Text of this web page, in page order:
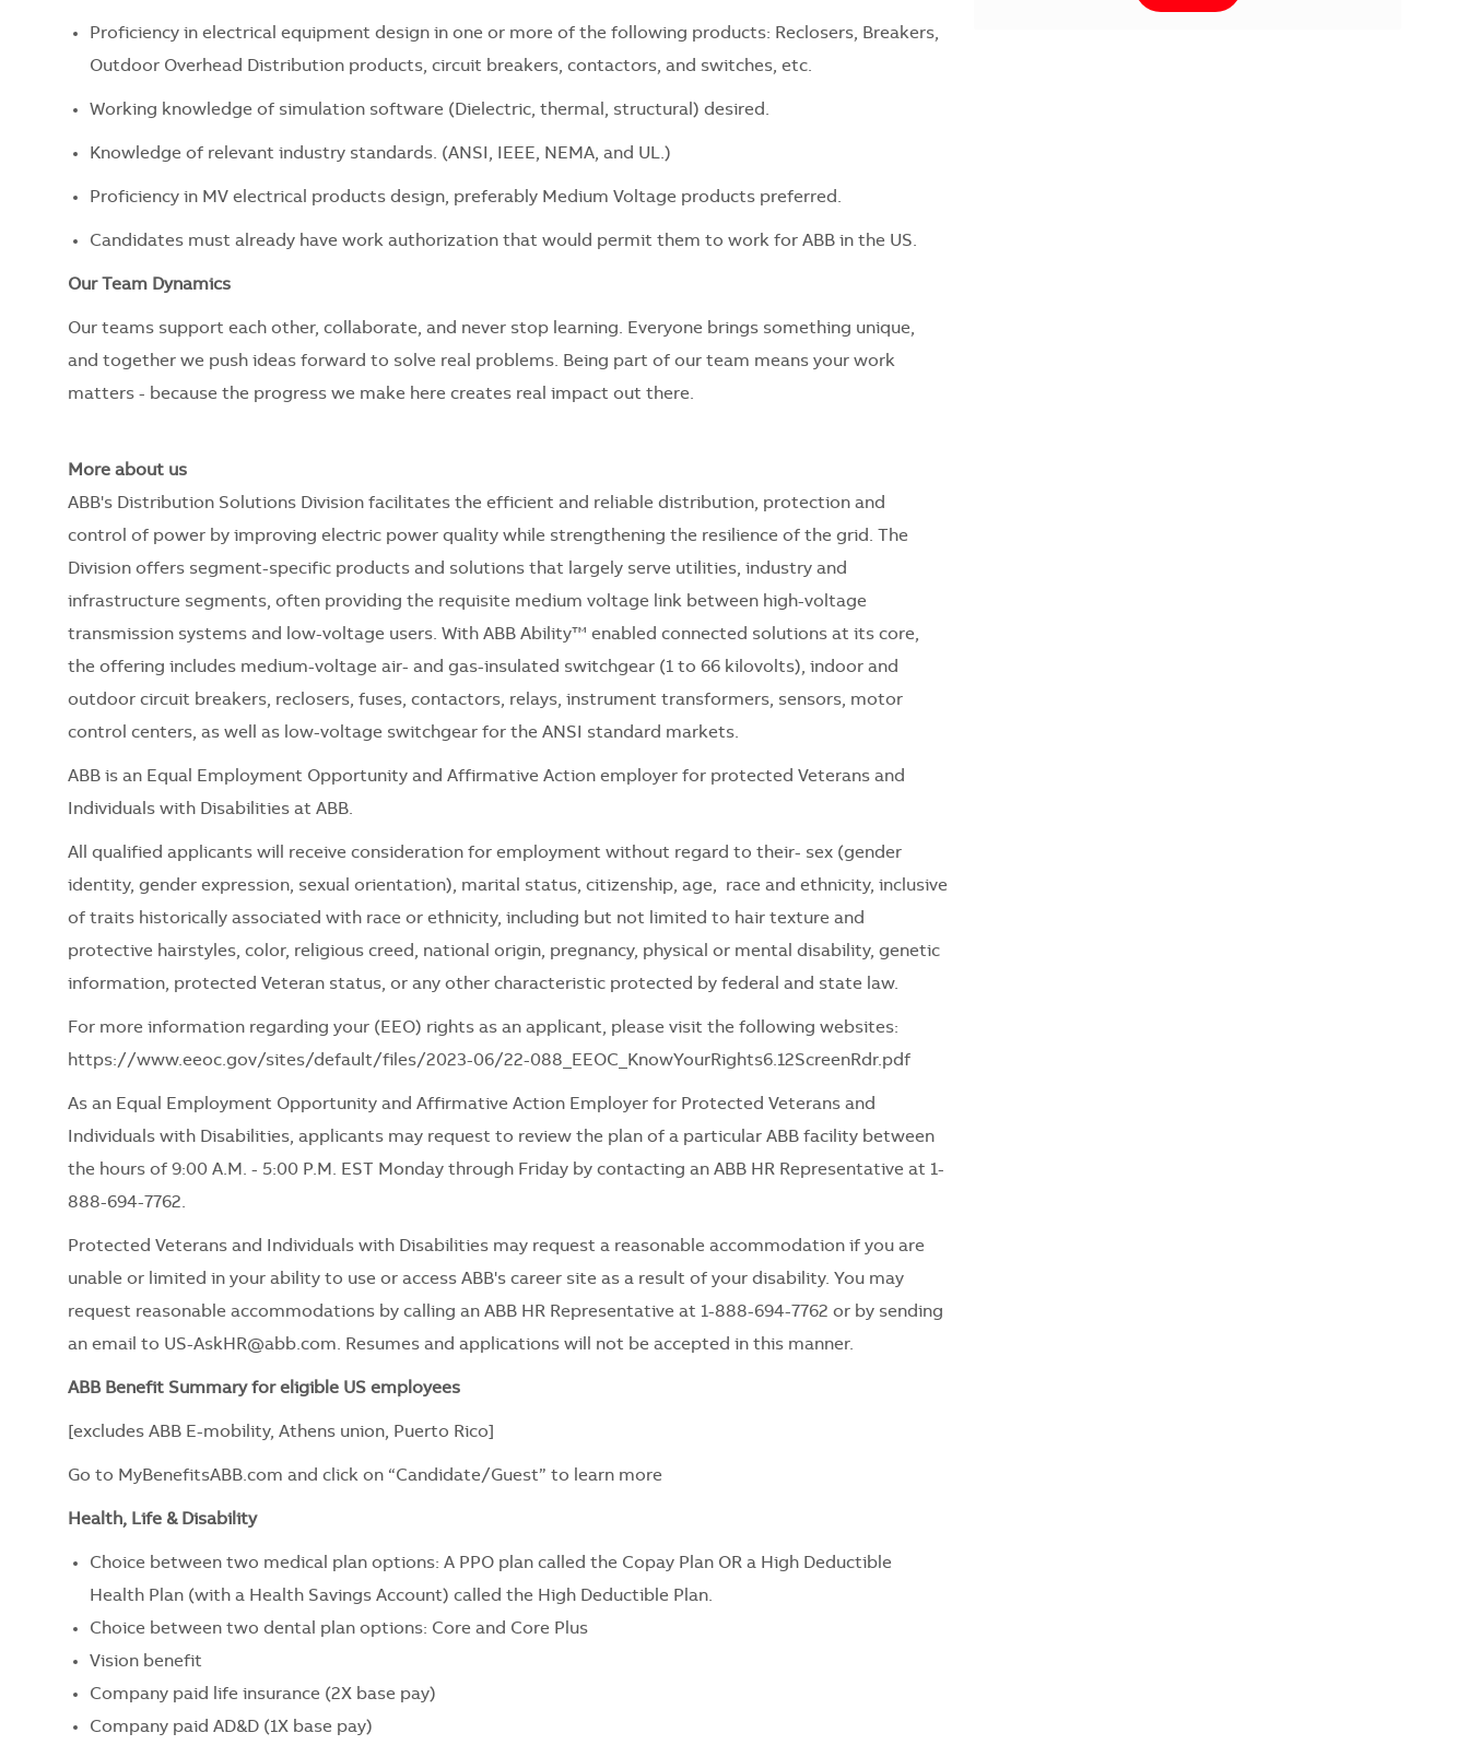
Proficiency in electrical equipment design in one or more of the following products: Reclosers, Breakers,
Outdoor Overhead Distribution products, circuit breakers, contactors, and switches, etc.
Working knowledge of simulation software (Dielectric, thermal, structural) desired.
Knowledge of relevant industry standards. (ANSI, IEEE, NEMA, and UL.)
Proficiency in MV electrical products design, preferably Medium Voltage products preferred.
Candidates must already have work authorization that would permit them to work for ABB in the US.
Our Team Dynamics
Our teams support each other, collaborate, and never stop learning. Everyone brings something unique,
and together we push ideas forward to solve real problems. Being part of our team means your work
matters - because the progress we make here creates real impact out there.
More about us
ABB's Distribution Solutions Division facilitates the efficient and reliable distribution, protection and
control of power by improving electric power quality while strengthening the resilience of the grid. The
Division offers segment-specific products and solutions that largely serve utilities, industry and
infrastructure segments, often providing the requisite medium voltage link between high-voltage
transmission systems and low-voltage users. With ABB Ability™ enabled connected solutions at its core,
the offering includes medium-voltage air- and gas-insulated switchgear (1 to 66 kilovolts), indoor and
outdoor circuit breakers, reclosers, fuses, contactors, relays, instrument transformers, sensors, motor
control centers, as well as low-voltage switchgear for the ANSI standard markets.
ABB is an Equal Employment Opportunity and Affirmative Action employer for protected Veterans and
Individuals with Disabilities at ABB.
All qualified applicants will receive consideration for employment without regard to their- sex (gender
identity, gender expression, sexual orientation), marital status, citizenship, age, race and ethnicity, inclusive
of traits historically associated with race or ethnicity, including but not limited to hair texture and
protective hairstyles, color, religious creed, national origin, pregnancy, physical or mental disability, genetic
information, protected Veteran status, or any other characteristic protected by federal and state law.
For more information regarding your (EEO) rights as an applicant, please visit the following websites:
https://www.eeoc.gov/sites/default/files/2023-06/22-088_EEOC_KnowYourRights6.12ScreenRdr.pdf
As an Equal Employment Opportunity and Affirmative Action Employer for Protected Veterans and
Individuals with Disabilities, applicants may request to review the plan of a particular ABB facility between
the hours of 9:00 A.M. - 5:00 P.M. EST Monday through Friday by contacting an ABB HR Representative at 1-
888-694-7762.
Protected Veterans and Individuals with Disabilities may request a reasonable accommodation if you are
unable or limited in your ability to use or access ABB's career site as a result of your disability. You may
request reasonable accommodations by calling an ABB HR Representative at 1-888-694-7762 or by sending
an email to US-AskHR@abb.com. Resumes and applications will not be accepted in this manner.
ABB Benefit Summary for eligible US employees
[excludes ABB E-mobility, Athens union, Puerto Rico]
Go to MyBenefitsABB.com and click on “Candidate/Guest” to learn more
Health, Life & Disability
Choice between two medical plan options: A PPO plan called the Copay Plan OR a High Deductible
Health Plan (with a Health Savings Account) called the High Deductible Plan.
Choice between two dental plan options: Core and Core Plus
Vision benefit
Company paid life insurance (2X base pay)
Company paid AD&D (1X base pay)